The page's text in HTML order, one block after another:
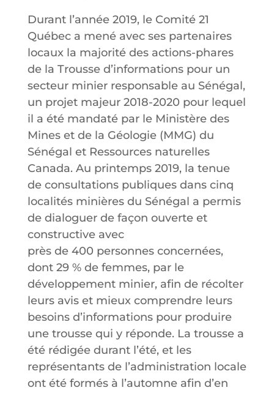
Durant l’année 2019, le Comité 21
Québec a mené avec ses partenaires
locaux la majorité des actions-phares
de la Trousse d’informations pour un
secteur minier responsable au Sénégal,
un projet majeur 2018-2020 pour lequel
il a été mandaté par le Ministère des
Mines et de la Géologie (MMG) du
Sénégal et Ressources naturelles
Canada. Au printemps 2019, la tenue
de consultations publiques dans cinq
localités minières du Sénégal a permis
de dialoguer de façon ouverte et
constructive avec
près de 400 personnes concernées,
dont 29 % de femmes, par le
développement minier, afin de récolter
leurs avis et mieux comprendre leurs
besoins d’informations pour produire
une trousse qui y réponde. La trousse a
été rédigée durant l’été, et les
représentants de l’administration locale
ont été formés à l’automne afin d’en